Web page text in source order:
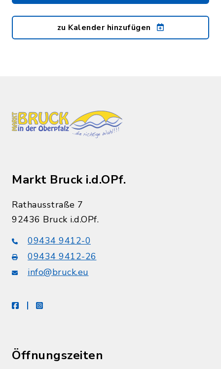
zu Kalender hinzufügen
Markt Bruck i.d.OPf.
Rathausstraße 7
92436 Bruck i.d.OPf.
09434 9412-0
09434 9412-26
info@bruck.eu
facebookinstagram
Öffnungszeiten